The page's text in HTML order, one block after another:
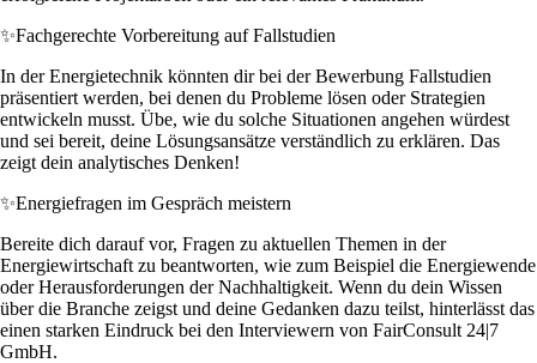
✨Fachgerechte Vorbereitung auf Fallstudien
In der Energietechnik könnten dir bei der Bewerbung Fallstudien
präsentiert werden, bei denen du Probleme lösen oder Strategien
entwickeln musst. Übe, wie du solche Situationen angehen würdest
und sei bereit, deine Lösungsansätze verständlich zu erklären. Das
zeigt dein analytisches Denken!
✨Energiefragen im Gespräch meistern
Bereite dich darauf vor, Fragen zu aktuellen Themen in der
Energiewirtschaft zu beantworten, wie zum Beispiel die Energiewende
oder Herausforderungen der Nachhaltigkeit. Wenn du dein Wissen
über die Branche zeigst und deine Gedanken dazu teilst, hinterlässt das
einen starken Eindruck bei den Interviewern von FairConsult 24|7
GmbH.